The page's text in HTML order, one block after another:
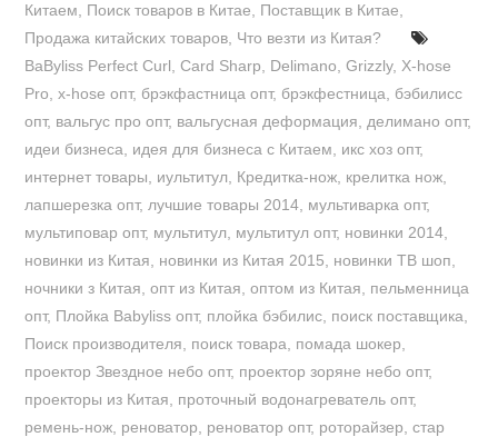
Китаем
Поиск товаров в Китае Поставщик в Китае
Продажа китайских товаров Что везти из Китая?
BaByliss Perfect Curl ,Card Sharp Delimano ,Grizzly, X-hose
Pro ,x-hose опт, брэкфастница опт, брэкфестница
бэбилисс
опт, вальгус про опт, вальгусная деформация делимано опт,
идеи бизнеса
идея для бизнеса с Китаем икс хоз опт,
интернет товары
иультитул Кредитка-нож крелитка нож
лапшерезка опт, лучшие товары 2014 мультиварка опт,
мультиповар опт, мультитул мультитул опт, новинки 2014
новинки из Китая
новинки из Китая 2015 новинки ТВ шоп
ночники з Китая ,опт из Китая ,оптом из Китая
пельменница
опт, Плойка Babyliss опт, плойка бэбилис поиск поставщика
Поиск производителя
поиск товара помада шокер
проектор Звездное небо опт, проектор зоряне небо опт,
проекторы из Китая
проточный водонагреватель опт,
ремень-нож реноватор реноватор опт, роторайзер ,стар